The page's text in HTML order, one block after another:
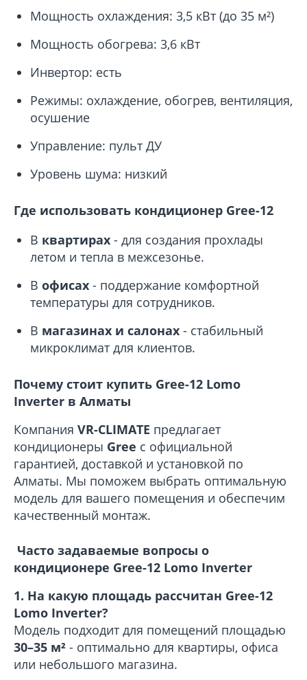
Мощность охлаждения: 3,5 кВт (до 35 м²)
Мощность обогрева: 3,6 кВт
Инвертор: есть
Режимы: охлаждение, обогрев, вентиляция,
осушение
Управление: пульт ДУ
Уровень шума: низкий
Где использовать кондиционер Gree-12
В квартирах - для создания прохлады
летом и тепла в межсезонье.
В офисах - поддержание комфортной
температуры для сотрудников.
В магазинах и салонах - стабильный
микроклимат для клиентов.
Почему стоит купить Gree-12 Lomo
Inverter в Алматы
Компания VR-CLIMATE предлагает
кондиционеры Gree с официальной
гарантией, доставкой и установкой по
Алматы. Мы поможем выбрать оптимальную
модель для вашего помещения и обеспечим
качественный монтаж.
Часто задаваемые вопросы о
кондиционере Gree-12 Lomo Inverter
1. На какую площадь рассчитан Gree-12
Lomo Inverter?
Модель подходит для помещений площадью
30–35 м² - оптимально для квартиры, офиса
или небольшого магазина.